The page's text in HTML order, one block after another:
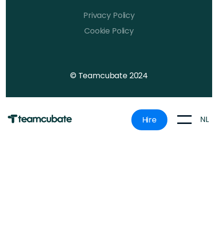
© Teamcubate 2024
Privacy Policy
Cookie Policy
Hire NL